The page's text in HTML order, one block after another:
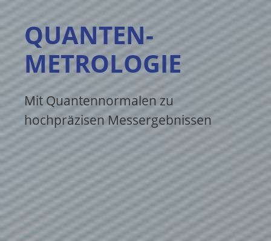
QUANTEN­
METROLOGIE
Mit Quantennormalen zu
hochpräzisen Messergebnissen